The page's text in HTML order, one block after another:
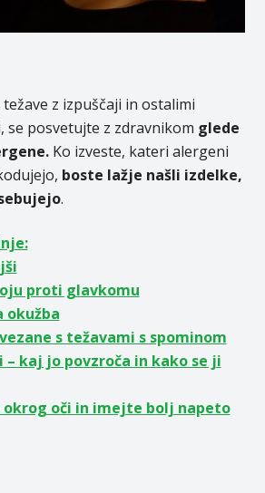
z izpuščaji in ostalimi
se posvetujte z zdravnikom glede
Ko izveste, kateri alergeni
boste lažje našli izdelke,
.
proti glavkomu
okužba
s težavami s spominom
– kaj jo povzroča in kako se ji
okrog oči in imejte bolj napeto